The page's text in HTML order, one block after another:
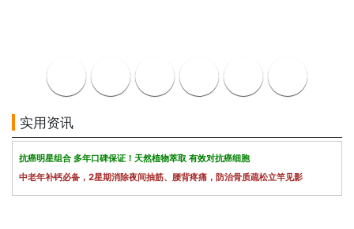
实用资讯
抗癌明星组合 多年口碑保证！天然植物萃取 有效对抗癌细胞
中老年补钙必备，2星期消除夜间抽筋、腰背疼痛，防治骨质疏松立竿见影